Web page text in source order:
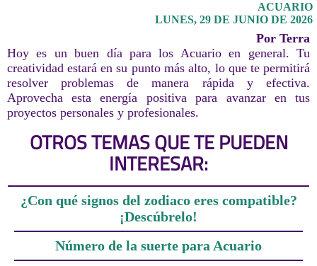
ACUARIO
LUNES, 29 DE JUNIO DE 2026
Por Terra
Hoy es un buen día para los Acuario en general. Tu
creatividad estará en su punto más alto, lo que te permitirá
resolver problemas de manera rápida y efectiva.
Aprovecha esta energía positiva para avanzar en tus
proyectos personales y profesionales.
OTROS TEMAS QUE TE PUEDEN
INTERESAR:
¿Con qué signos del zodiaco eres compatible?
¡Descúbrelo!
Número de la suerte para Acuario